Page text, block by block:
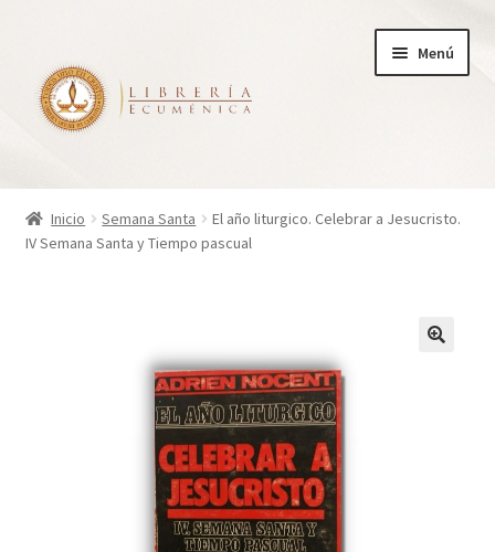
la
navegación
contenido
Menú
Inicio
Tienda
Finalizar compra
Política de privacidad
Inicio Semana Santa
El año liturgico. Celebrar a Jesucristo.
IV Semana Santa y Tiempo pascual